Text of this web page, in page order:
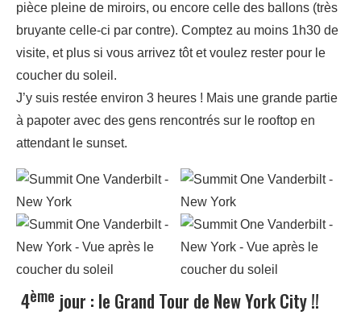
pièce pleine de miroirs, ou encore celle des ballons (très
bruyante celle-ci par contre). Comptez au moins 1h30 de
visite, et plus si vous arrivez tôt et voulez rester pour le
coucher du soleil.
J’y suis restée environ 3 heures ! Mais une grande partie
à papoter avec des gens rencontrés sur le rooftop en
attendant le sunset.
4ème jour : le Grand Tour de New York City !!